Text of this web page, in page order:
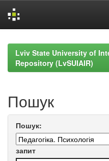
navigationLviv State University of
Repository (LvSUIAIR)
Пошук
Пошук:
запит